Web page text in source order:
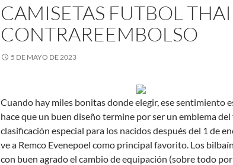
CAMISETAS FUTBOL THAI
CONTRAREEMBOLSO
5 DE MAYO DE 2023
Cuando hay miles bonitas donde elegir, ese sentimiento
hace que un buen diseño termine por ser un emblema del
clasificación especial para los nacidos después del 1 de
ve a Remco Evenepoel como principal favorito. Los
con buen agrado el cambio de equipación (sobre todo